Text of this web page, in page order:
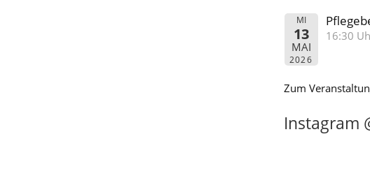
MI
13
MAI
2026
16:30
Zum
Instagram